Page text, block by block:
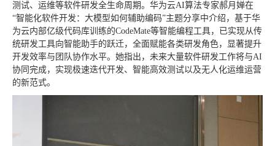
测试、运维等软件研发全生命周期。华为云AI算法专家郝月婵在
“智能化软件开发：大模型如何辅助编码”主题分享中介绍，基于华
为云内部亿级代码库训练的CodeMate等智能编程工具，已实现从传
统研发工具向智能助手的跃迁，全面赋能各类研发角色，显著提升
开发效率与团队协作水平。她指出，未来大量软件研发工作将与AI
协同完成，实现极速迭代开发、智能高效测试以及无人化运维运营
的新范式。